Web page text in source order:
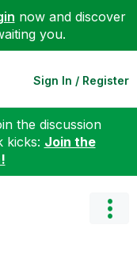
now and discover
you.
Sign In / Register
the discussion
kicks: Join the